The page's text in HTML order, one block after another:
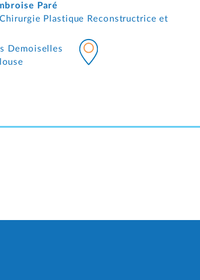
Paré
Plastique Reconstructrice et
Demoiselles